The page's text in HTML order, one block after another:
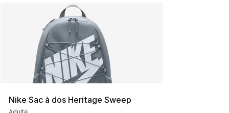
Nike Sac à dos Heritage Sweep